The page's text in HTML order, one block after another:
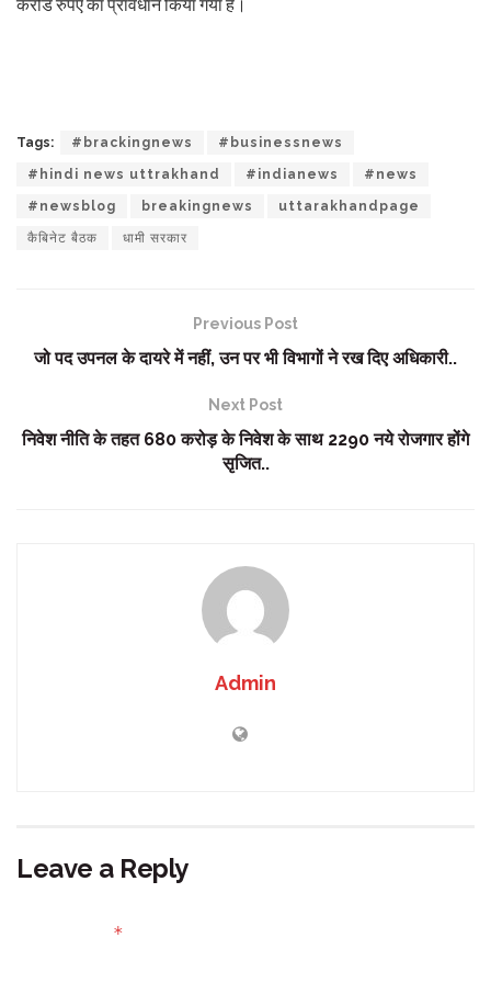
Tags: #brackingnews #businessnews
#hindi news uttrakhand #indianews #news
#newsblog breakingnews uttarakhandpage
कैबिनेट बैठक धामी सरकार
Previous Post
जो पद उपनल के दायरे में नहीं, उन पर भी विभागों ने रख दिए अधिकारी..
Next Post
निवेश नीति के तहत 680 करोड़ के निवेश के साथ 2290 नये रोजगार होंगे
सृजित..
Admin
Leave a Reply
*